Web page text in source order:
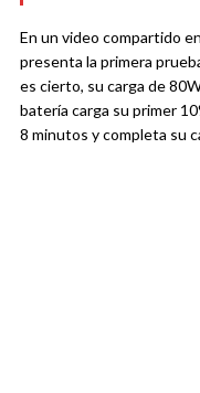
En un video compartido
presenta la primera
es cierto, su carga de
batería carga su primer
8 minutos y completa su